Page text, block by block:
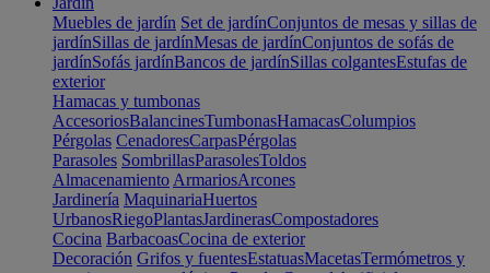
Muebles de jardín Set de jardínConjuntos de mesas y sillas de
jardínSillas de jardínMesas de jardínConjuntos de sofás de
jardínSofás jardínBancos de jardínSillas colgantesEstufas de
exterior
Hamacas y tumbonas
AccesoriosBalancinesTumbonasHamacasColumpios
Pérgolas CenadoresCarpasPérgolas
Parasoles SombrillasParasolesToldos
Almacenamiento ArmariosArcones
Jardinería MaquinariaHuertos
UrbanosRiegoPlantasJardinerasCompostadores
Cocina BarbacoasCocina de exterior
Decoración Grifos y fuentesEstatuasMacetasTermómetros y